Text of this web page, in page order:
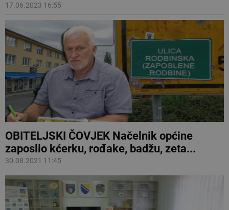
17.06.2023 16:55
OBITELJSKI ČOVJEK Načelnik općine
zaposlio kćerku, rođake, badžu, zeta...
30.08.2021 11:45